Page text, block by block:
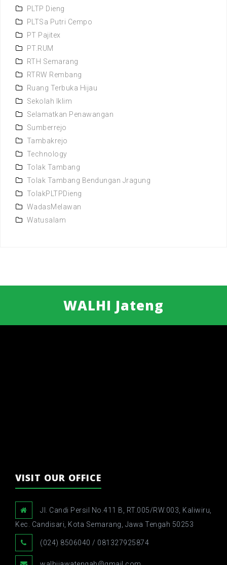
PLTP Dieng
PLTSa Putri Cempo
PT Pajitex
PT.RUM
RTH Semarang
RTRW Rembang
Ruang Terbuka Hijau
Sekolah Iklim
Selamatkan Penawangan
Sumberrejo
Tambakrejo
Technology
Tolak Tambang
Tolak Tambang Bendungan Jragung
TolakPLTPDieng
WadasMelawan
Watusalam
WALHI Jateng
VISIT OUR OFFICE
Jl. Candi Persil No.411 B, RT.005/RW.003, Kaliwiru,
Kec. Candisari, Kota Semarang, Jawa Tengah 50253
(024) 8506040 / 081327925874